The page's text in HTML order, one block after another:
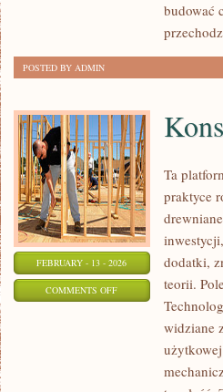
budować
POSTED BY ADMIN
FEBRUARY - 13 - 2026
COMMENTS OFFON
KONSTRUKCJE
DREWNIANE
Ta
praktyce
dodatki,
teorii.
widziane